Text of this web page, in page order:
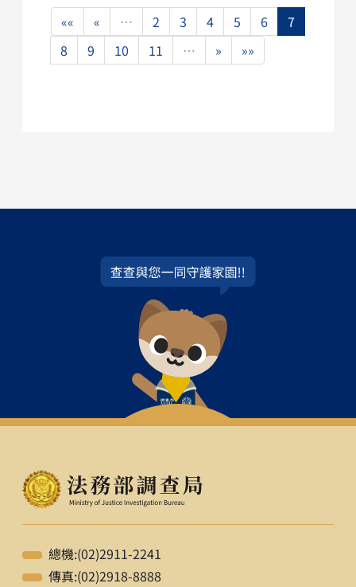
«« « … 2 3 4 5 6
7
8
9 10 11 … » »»
總機:(02)2911-2241
傳真:(02)2918-8888